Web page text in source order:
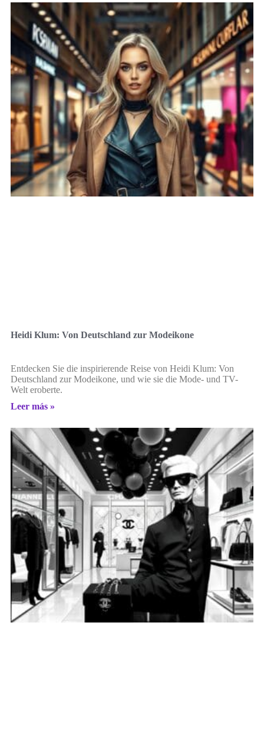
Heidi Klum: Von Deutschland zur Modeikone
Entdecken Sie die inspirierende Reise von Heidi Klum: Von
Deutschland zur Modeikone, und wie sie die Mode- und TV-
Welt eroberte.
Leer más »